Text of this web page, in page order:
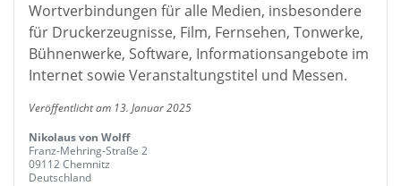
Wortverbindungen für alle Medien, insbesondere
für Druckerzeugnisse, Film, Fernsehen, Tonwerke,
Bühnenwerke, Software, Informationsangebote im
Internet sowie Veranstaltungstitel und Messen.
Veröffentlicht am 13. Januar 2025
Nikolaus von Wolff
Franz-Mehring-Straße 2
09112 Chemnitz
Deutschland